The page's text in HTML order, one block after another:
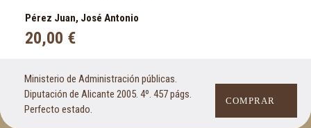
Pérez Juan, José Antonio
20,00 €
Ministerio de Administración públicas.
Diputación de Alicante 2005. 4º. 457 págs.
Perfecto estado.
COMPRAR